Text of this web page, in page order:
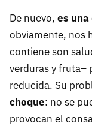
De nuevo, es
obviamente, nos
contiene son
verduras y fruta–
reducida. Su
choque: no se
provocan el